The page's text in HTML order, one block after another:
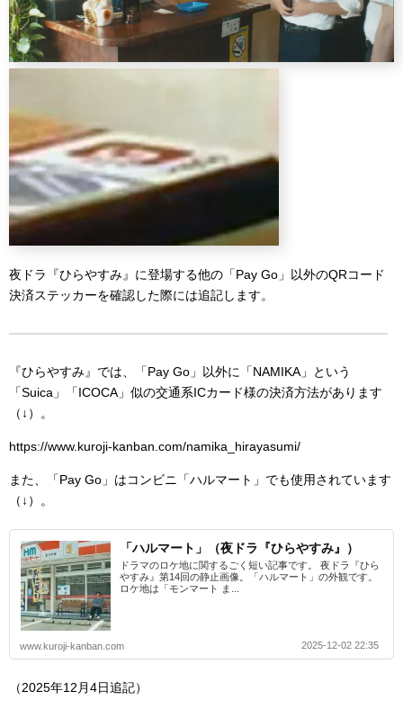
夜ドラ『ひらやすみ』に登場する他の「Pay Go」以外のQRコード
決済ステッカーを確認した際には追記します。
『ひらやすみ』では、「Pay Go」以外に「NAMIKA」という
「Suica」「ICOCA」似の交通系ICカード様の決済方法があります
（↓）。
https://www.kuroji-kanban.com/namika_hirayasumi/ ‎
また、「Pay Go」はコンビニ「ハルマート」でも使用されています
（↓）。
「ハルマート」（夜ドラ『ひらやすみ』）
ドラマのロケ地に関するごく短い記事です。 夜ドラ『ひら
やすみ』第14回の静止画像。「ハルマート」の外観です。
ロケ地は「モンマート ま...
www.kuroji-kanban.com 2025-12-02 22:35
（2025年12月4日追記）